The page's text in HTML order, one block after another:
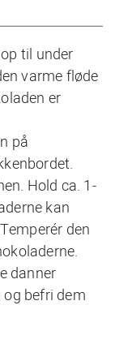
til under
varme fløde
er
på
Hold ca. 1-
kan
den
danner
befri dem